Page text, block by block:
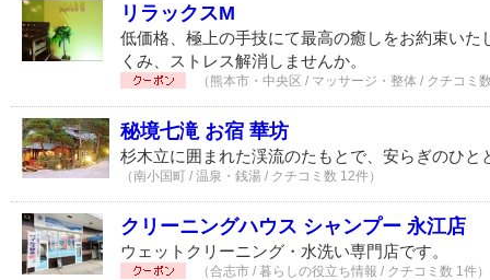
リラックスM
低価格、極上の手技にて最高の癒しをお約束いた
くみ、ストレス解消しませんか。
（熊本市・中央区 / マッサージ・整体 / クチコミ
秘境七滝 お宿 華坊
杉木立に囲まれた渓流のたもとで、安らぎのひと
（南小国町 / 温泉・銭湯 / クチコミ数 12件）
クリーニングハウス シャンプー 永江店
ウェットクリーニング・水洗い専門店です。
（合志市 / 暮らしの役立ち情報 / クチコミ数 1件）